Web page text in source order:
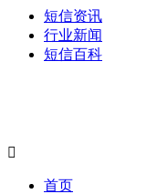
短信资讯
行业新闻
短信百科

首页